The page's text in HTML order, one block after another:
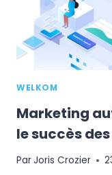
WELKOM
Marketing
le succès
ParJoris Crozier